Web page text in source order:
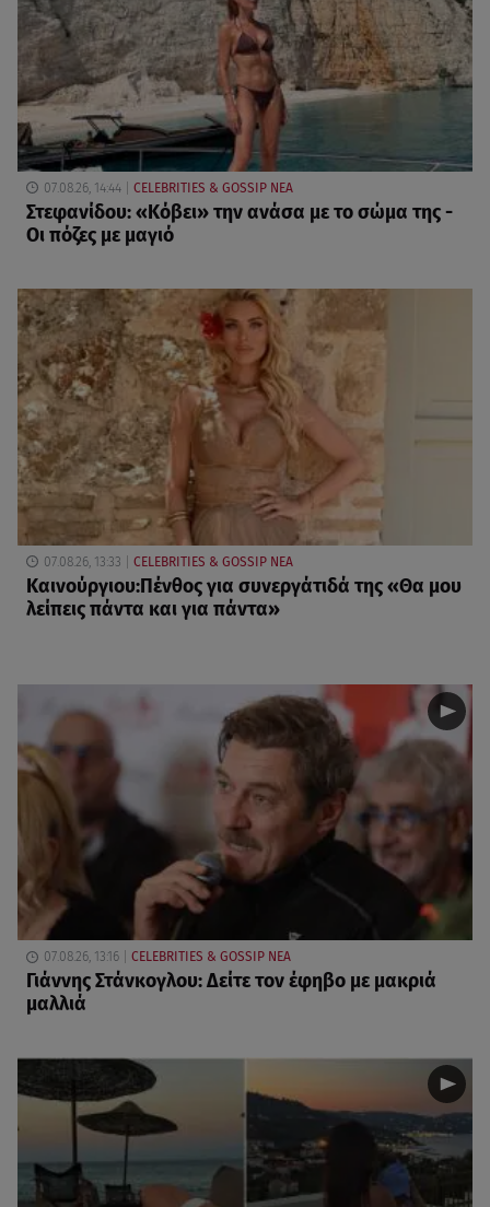
07.08.26, 14:44 CELEBRITIES & GOSSIP ΝΕΑ
Στεφανίδου: «Κόβει» την ανάσα με το σώμα της -
Οι πόζες με μαγιό
07.08.26, 13:33 CELEBRITIES & GOSSIP ΝΕΑ
Καινούργιου:Πένθος για συνεργάτιδά της «Θα μου
λείπεις πάντα και για πάντα»
07.08.26, 13:16 CELEBRITIES & GOSSIP ΝΕΑ
Γιάννης Στάνκογλου: Δείτε τον έφηβο με μακριά
μαλλιά